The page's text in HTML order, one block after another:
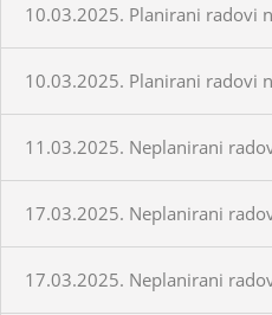
10.03.2025. Planirani radovi
10.03.2025. Planirani radovi
11.03.2025. Neplanirani
17.03.2025. Neplanirani
17.03.2025. Neplanirani